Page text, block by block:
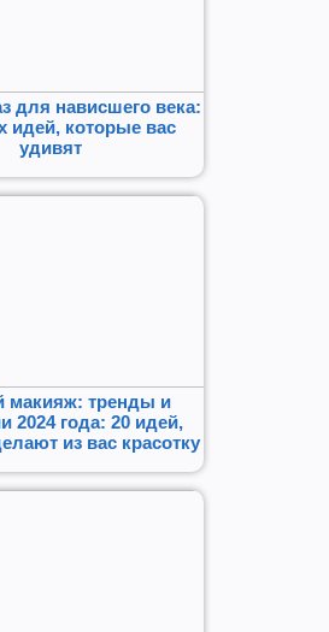
для нависшего века:
идей, которые вас
удивят
тренды и
2024 года: 20 идей,
из вас красотку